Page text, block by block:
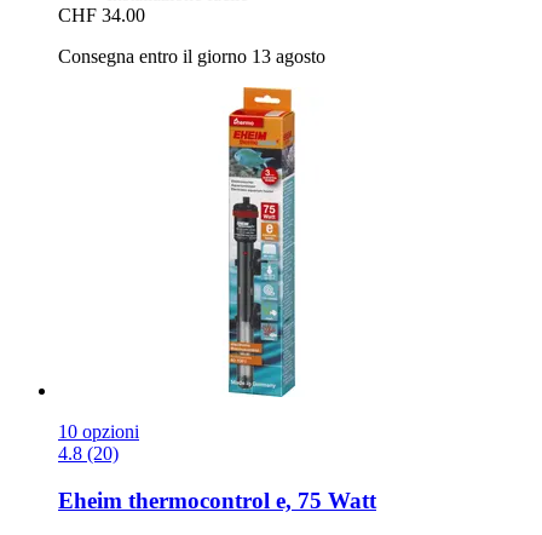
CHF 34.00
Consegna entro il giorno 13 agosto
10 opzioni
4.8 (20)
Eheim thermocontrol e, 75 Watt